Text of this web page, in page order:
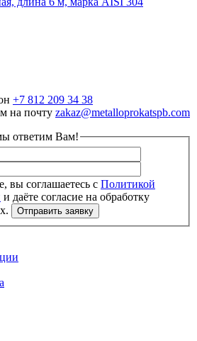
+7 812 209 34 38
на почту zakaz@metalloprokatspb.com
ответим Вам!
Политикой